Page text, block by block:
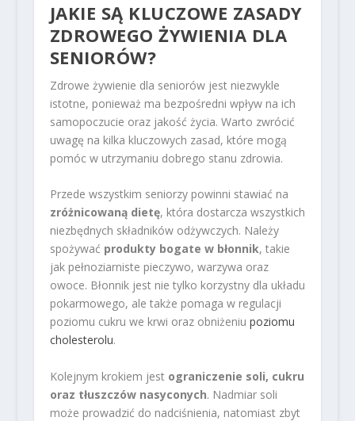
JAKIE SĄ KLUCZOWE ZASADY
ZDROWEGO ŻYWIENIA DLA
SENIORÓW?
Zdrowe żywienie dla seniorów jest niezwykle
istotne, ponieważ ma bezpośredni wpływ na ich
samopoczucie oraz jakość życia. Warto zwrócić
uwagę na kilka kluczowych zasad, które mogą
pomóc w utrzymaniu dobrego stanu zdrowia.
Przede wszystkim seniorzy powinni stawiać na
zróżnicowaną dietę, która dostarcza wszystkich
niezbędnych składników odżywczych. Należy
spożywać produkty bogate w błonnik, takie
jak pełnoziarniste pieczywo, warzywa oraz
owoce. Błonnik jest nie tylko korzystny dla układu
pokarmowego, ale także pomaga w regulacji
poziomu cukru we krwi oraz obniżeniu poziomu
cholesterolu.
Kolejnym krokiem jest ograniczenie soli, cukru
oraz tłuszczów nasyconych. Nadmiar soli
może prowadzić do nadciśnienia, natomiast zbyt